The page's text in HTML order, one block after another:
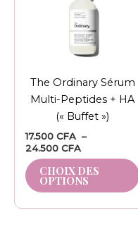
The Ordinary Sérum
Multi-Peptides + HA
(« Buffet »)
17.500 CFA –
24.500 CFA
CHOIX DES
OPTIONS